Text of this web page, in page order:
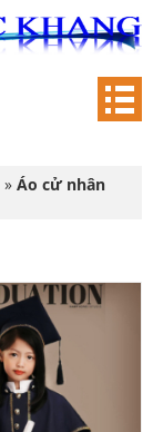
» Áo cử nhân